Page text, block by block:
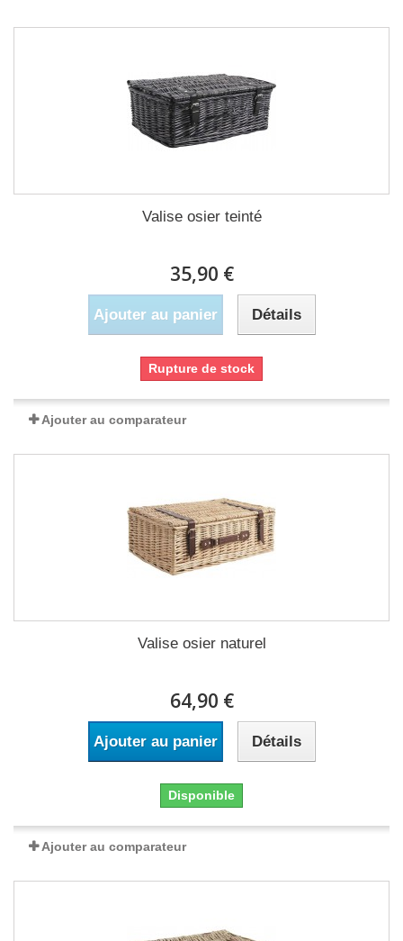
Valise osier teinté
35,90 €
Ajouter au panier Détails
Rupture de stock
Ajouter au comparateur
Valise osier naturel
64,90 €
Ajouter au panier Détails
Disponible
Ajouter au comparateur